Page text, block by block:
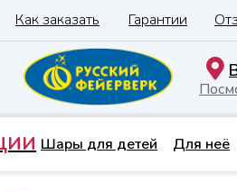
Как заказать Гарантии
Шары для детей Для неё